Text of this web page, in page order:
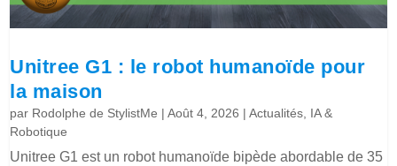
Unitree G1 : le robot humanoïde pour
la maison
par Rodolphe de StylistMe |Août 4, 2026 |Actualités, IA &
Robotique
Unitree G1 est un robot humanoïde bipède abordable de 35